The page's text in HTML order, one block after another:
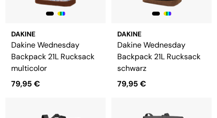
DAKINE
Dakine Wednesday
Backpack 21L Rucksack
multicolor
79,95 €
DAKINE
Dakine Wednesday
Backpack 21L Rucksack
schwarz
79,95 €